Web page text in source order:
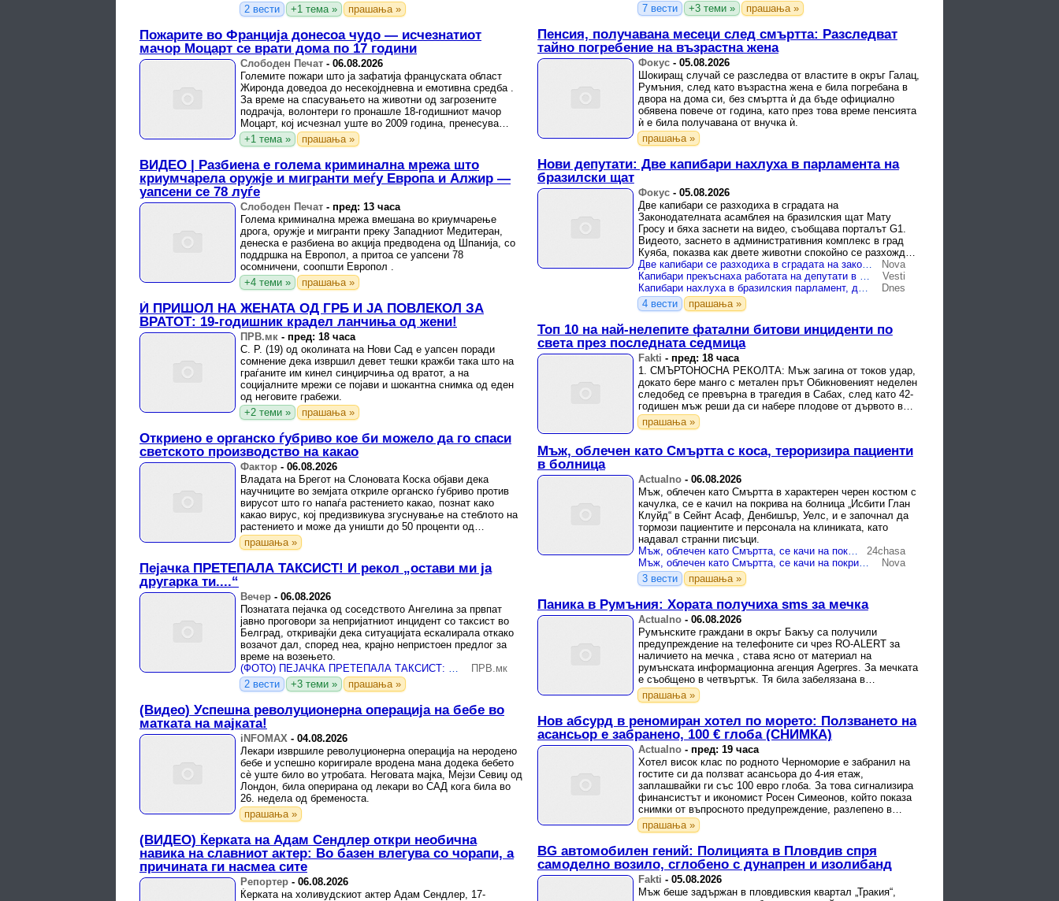
2 вести
+1 тема » прашања »
Пожарите во Франција донесоа чудо — исчезнатиот
мачор Моцарт се врати дома по 17 години
Слободен Печат - 06.08.2026
Големите пожари што ја зафатија француската област
Жиронда доведоа до несекојдневна и емотивна средба .
За време на спасувањето на животни од загрозените
подрачја, волонтери го пронашле 18-годишниот мачор
Моцарт, кој исчезнал уште во 2009 година, пренесува
„Еуроњуз“ .
+1 тема » прашања »
ВИДЕО | Разбиена е голема криминална мрежа што
криумчарела оружје и мигранти меѓу Европа и Алжир —
уапсени се 78 луѓе
Слободен Печат - пред: 13 часа
Голема криминална мрежа вмешана во криумчарење
дрога, оружје и мигранти преку Западниот Медитеран,
денеска е разбиена во акција предводена од Шпанија, со
поддршка на Европол, а притоа се уапсени 78
осомничени, соопшти Европол .
+4 теми »
прашања »
Ѝ ПРИШОЛ НА ЖЕНАТА ОД ГРБ И ЈА ПОВЛЕКОЛ ЗА
ВРАТОТ: 19-годишник крадел ланчиња од жени!
ПРВ.мк - пред: 18 часа
С. Р. (19) од околината на Нови Сад е уапсен поради
сомнение дека извршил девет тешки кражби така што на
граѓаните им кинел синџирчиња од вратот, а на
социјалните мрежи се појави и шокантна снимка од еден
од неговите грабежи.
+2 теми »
прашања »
Откриено е органско ѓубриво кое би можело да го спаси
светското производство на какао
Фактор - 06.08.2026
Владата на Брегот на Слоновата Коска објави дека
научниците во земјата откриле органско ѓубриво против
вирусот што го напаѓа растението какао, познат како
какао вирус, кој предизвикува згуснување на стеблото на
растението и може да уништи до 50 проценти од
плодовите.
прашања »
Пејачка ПРЕТЕПАЛА ТАКСИСТ! И рекол „остави ми ја
другарка ти....“
Вечер - 06.08.2026
Познатата пејачка од соседството Ангелина за првпат
јавно проговори за непријатниот инцидент со таксист во
Белград, откривајќи дека ситуацијата ескалирала откако
возачот дал, според неа, крајно непристоен предлог за
време на возењето.
(ФОТО) ПЕЈАЧКА ПРЕТЕПАЛА ТАКСИСТ: Тврди дека таксист ја испровоцирал, и рекол „остави ми ја другарка ти....“
ПРВ.мк
2 вести
+3 теми » прашања »
(Видео) Успешна револуционерна операција на бебе во
матката на мајката!
iNFOMAX - 04.08.2026
Лекари извршиле револуционерна операција на неродено
бебе и успешно коригирале вродена мана додека бебето
сè уште било во утробата. Неговата мајка, Мејзи Севиџ од
Лондон, била оперирана од лекари во САД кога била во
26. недела од бременоста.
прашања »
(ВИДЕО) Ќерката на Адам Сендлер откри необична
навика на славниот актер: Во базен влегува со чорапи, а
причината ги насмеа сите
Репортер - 06.08.2026
Ќерката на холивудскиот актер Адам Сендлер, 17-
7 вести
+3 теми » прашања »
Пенсия, получавана месеци след смъртта: Разследват
тайно погребение на възрастна жена
Фокус- 05.08.2026
Шокиращ случай се разследва от властите в окръг Галац,
Румъния, след като възрастна жена е била погребана в
двора на дома си, без смъртта ѝ да бъде официално
обявена повече от година, като през това време пенсията
ѝ е била получавана от внучка ѝ.
прашања »
Нови депутати: Две капибари нахлуха в парламента на
бразилски щат
Фокус- 05.08.2026
Две капибари се разходиха в сградата на
Законодателната асамблея на бразилския щат Мату
Гросу и бяха заснети на видео, съобщава порталът G1.
Видеото, заснето в административния комплекс в град
Куяба, показва как двете животни спокойно се разхождат
из коридорите и помещенията.
Две капибари се разходиха в сградата на законодателния съвет на бразилския щат Мату Гросу (ВИДЕО)
Nova
Капибари прекъснаха работата на депутати в Бразилия
Vesti
Капибари нахлуха в бразилския парламент, държали се възпитно ВИДЕО
Dnes
4 вести
прашања »
Топ 10 на най-нелепите фатални битови инциденти по
света през последната седмица
Fakti - пред: 18 часа
1. СМЪРТОНОСНА РЕКОЛТА: Мъж загина от токов удар,
докато бере манго с метален прът Обикновеният неделен
следобед се превърна в трагедия в Сабах, след като 42-
годишен мъж реши да си набере плодове от дървото в…
прашања »
Мъж, облечен като Смъртта с коса, тероризира пациенти
в болница
Actualno- 06.08.2026
Мъж, облечен като Смъртта в характерен черен костюм с
качулка, се е качил на покрива на болница „Исбити Глан
Клуйд“ в Сейнт Асаф, Денбишър, Уелс, и е започнал да
тормози пациентите и персонала на клиниката, като
надавал странни писъци.
Мъж, облечен като Смъртта, се качи на покрива на болница в Уелс
24chasa
Мъж, облечен като Смъртта, се качи на покрива на болница в Уелс (СНИМКА)
Nova
3 вести
прашања »
Паника в Румъния: Хората получиха sms за мечка
Actualno- 06.08.2026
Румънските граждани в окръг Бакъу са получили
предупреждение на телефоните си чрез RO-ALERT за
наличието на мечка , става ясно от материал на
румънската информационна агенция Agerpres. За мечката
е съобщено в четвъртък. Тя била забелязана в
домакинство в румънския град Бупуши.
прашања »
Нов абсурд в реномиран хотел по морето: Ползването на
асансьор е забранено, 100 € глоба (СНИМКА)
Actualno- пред: 19 часа
Хотел висок клас по родното Черноморие е забранил на
гостите си да ползват асансьора до 4-ия етаж,
заплашвайки ги със 100 евро глоба. За това сигнализира
финансистът и икономист Росен Симеонов, който показа
снимки от въпросното предупреждение, разлепено в
хотела.
прашања »
BG автомобилен гений: Полицията в Пловдив спря
самоделно возило, сглобено с дунапрен и изолибанд
Fakti - 05.08.2026
Мъж беше задържан в пловдивския квартал „Тракия“,